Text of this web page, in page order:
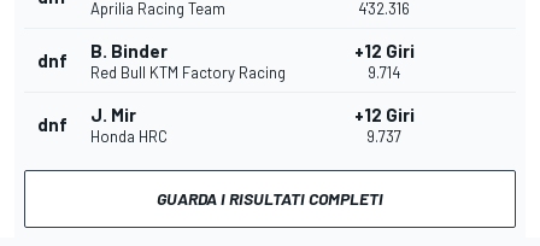
Aprilia Racing Team 4'32.316
dnf B. Binder
Red Bull KTM Factory Racing
+12 Giri
9.714
dnf J. Mir
Honda HRC
+12 Giri
9.737
GUARDA I RISULTATI COMPLETI